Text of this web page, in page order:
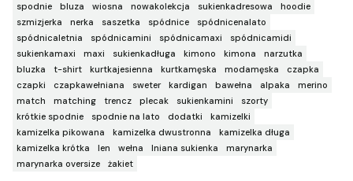
spodnie
bluza wiosna nowakolekcja sukienkadresowa
hoodie
szmizjerka
nerka saszetka spódnice
spódnicenalato
spódnicaletnia
spódnicamini spódnicamaxi
spódnicamidi
sukienkamaxi
maxi sukienkadługa kimono kimona
narzutka
bluzka
t-shirt kurtkajesienna kurtkamęska modamęska
czapka
czapki
czapkawełniana sweter kardigan bawełna alpaka
merino
match
matching trencz plecak sukienkamini
szorty
krótkie spodnie
spodnie na lato dodatki
kamizelki
kamizelka pikowana
kamizelka dwustronna
kamizelka długa
kamizelka krótka
len wełna lniana sukienka
marynarka
marynarka oversize
żakiet